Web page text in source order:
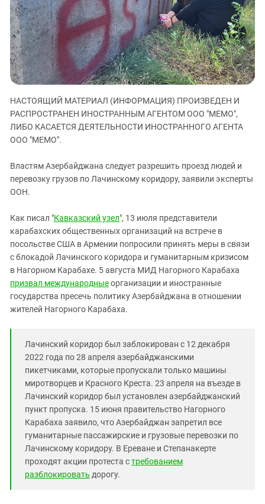
ЗАСТАВЛЯЕТ
КАВКАЗ ЗА ПАЛЕСТИНУ
ИНАКОМЫСЛИЕ В ЧЕЧНЕ
ПРЕСЛЕДОВАНИЕ АКТИВИСТОВ
МОБИЛИЗАЦИЯ И ПРОТЕСТЫ
Дагестан
Ингушетия
Кабардино-Балкария
Калмыкия
Карачаево-Черкесия
Краснодарский край
Российская Федерация
Северная Осетия - Алания
СКФО
Чечня
Южная Осетия
Южный Кавказ
ЮФО
НАСТОЯЩИЙ МАТЕРИАЛ (ИНФОРМАЦИЯ) ПРОИЗВЕДЕН И
РАСПРОСТРАНЕН ИНОСТРАННЫМ АГЕНТОМ ООО "МЕМО",
ЛИБО КАСАЕТСЯ ДЕЯТЕЛЬНОСТИ ИНОСТРАННОГО АГЕНТА
ООО "МЕМО".
Властям Азербайджана следует разрешить проезд людей и
перевозку грузов по Лачинскому коридору, заявили эксперты
ООН.
Как писал "Кавказский узел", 13 июля представители
карабахских общественных организаций на встрече в
посольстве США в Армении попросили принять меры в связи
с блокадой Лачинского коридора и гуманитарным кризисом
в Нагорном Карабахе. 5 августа МИД Нагорного Карабаха
призвал международныеорганизации и иностранные
государства пресечь политику Азербайджана в отношении
жителей Нагорного Карабаха.
Лачинский коридор был заблокирован с 12 декабря
2022 года по 28 апреля азербайджанскими
пикетчиками, которые пропускали только машины
миротворцев и Красного Креста. 23 апреля на въезде в
Лачинский коридор был установлен азербайджанский
пункт пропуска. 15 июня правительство Нагорного
Карабаха заявило, что Азербайджан запретил все
гуманитарные пассажирские и грузовые перевозки по
Лачинскому коридору. В Ереване и Степанакерте
проходят акции протеста стребованием
разблокировать дорогу.